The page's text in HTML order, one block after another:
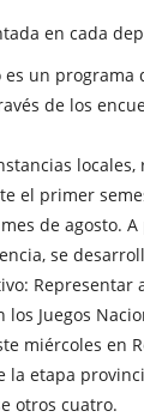
en cada
un programa
de los
locales,
el primer
de agosto.
se
Representar
los Juegos
miércoles en
la etapa
otros cuatro.